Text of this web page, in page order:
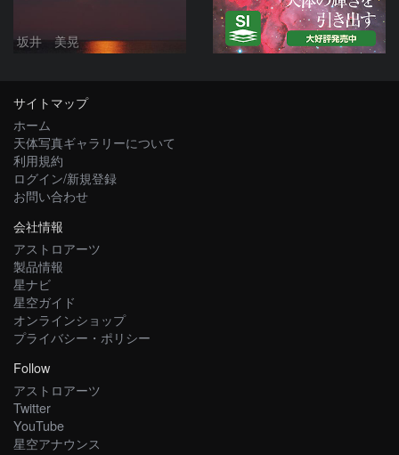
坂井 美晃
サイトマップ
ホーム
天体写真ギャラリーについて
利用規約
ログイン/新規登録
お問い合わせ
会社情報
アストロアーツ
製品情報
星ナビ
星空ガイド
オンラインショップ
プライバシー・ポリシー
Follow
アストロアーツ
Twitter
YouTube
星空アナウンス